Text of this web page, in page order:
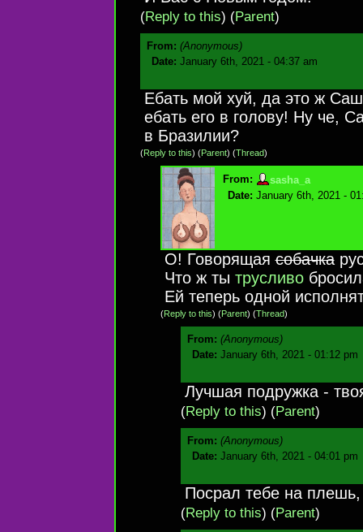
(Reply to this) (Parent)
From: (Anonymous)
Date: January 6th, 2021 - 04:37 am
Ебать мой хуй, да это ж
ебать его в голову! Ну че,
в Бразилии?
(Reply to this) (Parent) (Thread)
From:
sasha_a
Date: January 6th, 2021 -
О! Говорящаясобачка
Что ж ты трусливо
Ей теперь одной
(Reply to this) (Parent) (Thread)
From: (Anonymous)
Date: January 6th, 2021 - 01:12 pm
Лучшая подружка -
(Reply to this) (Parent)
From: (Anonymous)
Date: January 6th, 2021 - 04:01 pm
Посрал тебе на
(Reply to this) (Parent)